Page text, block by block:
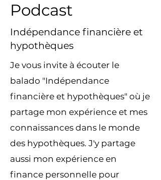
Podcast
Indépendance financière et
hypothèques
Je vous invite à écouter le
balado "Indépendance
financière et hypothèques" où je
partage mon expérience et mes
connaissances dans le monde
des hypothèques. J'y partage
aussi mon expérience en
finance personnelle pour